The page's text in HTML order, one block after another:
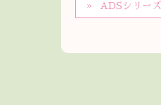
ADSシリーズ